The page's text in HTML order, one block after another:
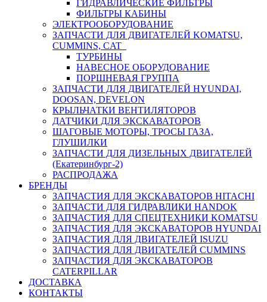
ГИДРАВЛИЧЕСКИЕ ФИЛЬТРЫ
ФИЛЬТРЫ КАБИНЫ
ЭЛЕКТРООБОРУДОВАНИЕ
ЗАПЧАСТИ ДЛЯ ДВИГАТЕЛЕЙ KOMATSU,
CUMMINS, CAT
ТУРБИНЫ
НАВЕСНОЕ ОБОРУДОВАНИЕ
ПОРШНЕВАЯ ГРУППА
ЗАПЧАСТИ ДЛЯ ДВИГАТЕЛЕЙ HYUNDAI,
DOOSAN, DEVELON
КРЫЛЬЧАТКИ ВЕНТИЛЯТОРОВ
ДАТЧИКИ ДЛЯ ЭКСКАВАТОРОВ
ШАГОВЫЕ МОТОРЫ, ТРОСЫ ГАЗА,
ГЛУШИЛКИ
ЗАПЧАСТИ ДЛЯ ДИЗЕЛЬНЫХ ДВИГАТЕЛЕЙ
(Екатеринбург-2)
РАСПРОДАЖА
БРЕНДЫ
ЗАПЧАСТИЯ ДЛЯ ЭКСКАВАТОРОВ HITACHI
ЗАПЧАСТИ ДЛЯ ГИДРАВЛИКИ HANDOK
ЗАПЧАСТИЯ ДЛЯ СПЕЦТЕХНИКИ KOMATSU
ЗАПЧАСТИЯ ДЛЯ ЭКСКАВАТОРОВ HYUNDAI
ЗАПЧАСТИЯ ДЛЯ ДВИГАТЕЛЕЙ ISUZU
ЗАПЧАСТИЯ ДЛЯ ДВИГАТЕЛЕЙ CUMMINS
ЗАПЧАСТИЯ ДЛЯ ЭКСКАВАТОРОВ
CATERPILLAR
ДОСТАВКА
КОНТАКТЫ